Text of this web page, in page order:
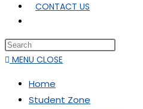
CONTACT US
MENU CLOSE
Home
Student Zone